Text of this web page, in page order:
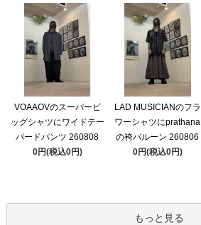
VOAAOVのスーパービ
ッグシャツにワイドテー
パードパンツ 260808
0円(税込0円)
LAD MUSICIANのフラ
ワーシャツにprathana
の袴バルーン 260806
0円(税込0円)
もっと見る